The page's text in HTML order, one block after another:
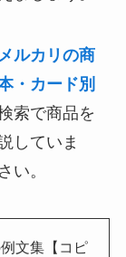
ルカリの商
・カード別
索で商品を
していま
い。
文集【コピ